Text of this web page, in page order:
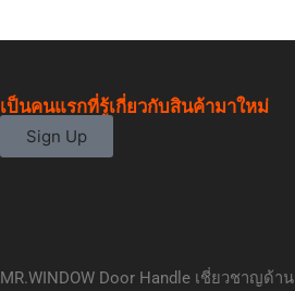
เป็นคนแรกที่รู้เกี่ยวกับสินค้ามาใหม่
Sign Up
MR.WINDOW Door Handle เชี่ยวชาญด้